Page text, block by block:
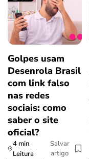
Golpes usam
Desenrola Brasil
com link falso
nas redes
sociais: como
saber o site
oficial?
4 min
Leitura
Salvar
artigo